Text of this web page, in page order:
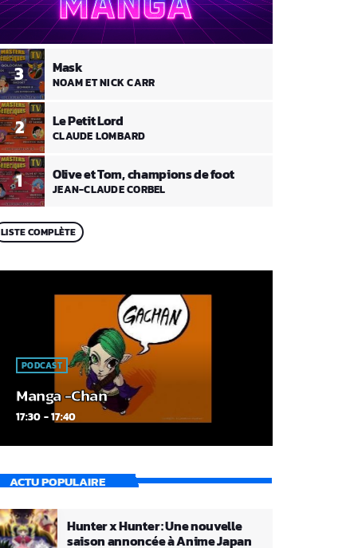
1 Olive et Tom, champions de foot
JEAN-CLAUDE CORBEL
2 Le Petit Lord
CLAUDE LOMBARD
3 Mask
NOAM ET NICK CARR
LISTE COMPLÈTE
PODCAST
Manga -Chan
17:30 - 17:40
ACTU POPULAIRE
Hunter x Hunter : Une nouvelle
saison annoncée à Anime Japan